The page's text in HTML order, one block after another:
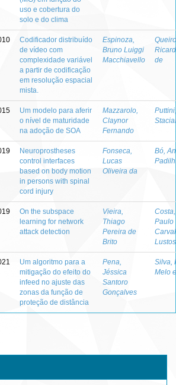
uso e cobertura do
solo e do clima
Codificador distribuído
de vídeo com
complexidade variável
a partir de codificação
em resolução espacial
mista.
Espinoza,
Bruno Luiggi
Macchiavello
de
Um modelo para aferir
o nível de maturidade
na adoção de SOA
Mazzarolo,
Claynor
Fernando
Neuroprostheses
control interfaces
based on body motion
in persons with spinal
cord injury
Fonseca,
Lucas
Oliveira da
Bó,
On the subspace
learning for network
attack detection
Vieira,
Thiago
Pereira de
Brito
Paulo
Um algoritmo para a
mitigação do efeito do
infeed no ajuste das
zonas da função de
proteção de distância
Pena,
Jéssica
Santoro
Gonçalves
Silva,
Melo e